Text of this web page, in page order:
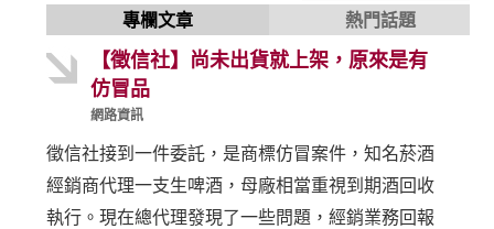
專欄文章 熱門話題
【徵信社】尚未出貨就上架，原來是有
仿冒品
網路資訊
徵信社接到一件委託，是商標仿冒案件，知名菸酒
經銷商代理一支生啤酒，母廠相當重視到期酒回收
執行。現在總代理發現了一些問題，經銷業務回報